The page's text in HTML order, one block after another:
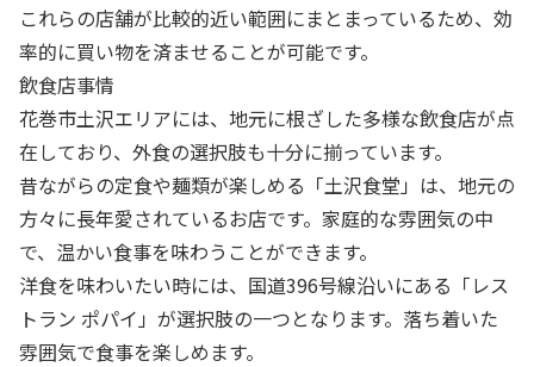
これらの店舗が比較的近い範囲にまとまっているため、効
率的に買い物を済ませることが可能です。
飲食店事情
花巻市土沢エリアには、地元に根ざした多様な飲食店が点
在しており、外食の選択肢も十分に揃っています。
昔ながらの定食や麺類が楽しめる「土沢食堂」は、地元の
方々に長年愛されているお店です。家庭的な雰囲気の中
で、温かい食事を味わうことができます。
洋食を味わいたい時には、国道396号線沿いにある「レス
トラン ポパイ」が選択肢の一つとなります。落ち着いた
雰囲気で食事を楽しめます。